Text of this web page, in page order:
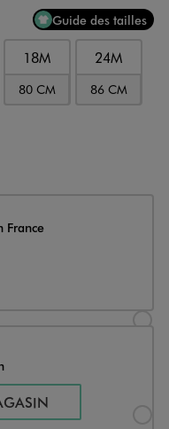
Guide des tailles
18M
80 CM
24M
86 CM
France
l’option de